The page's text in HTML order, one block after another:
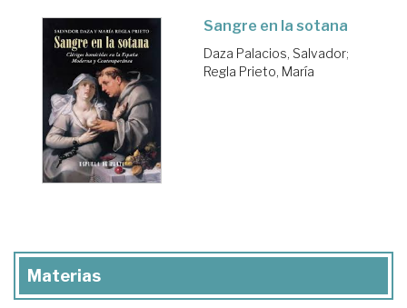
Sangre en la sotana
Daza Palacios, Salvador;
Regla Prieto, María
Materias